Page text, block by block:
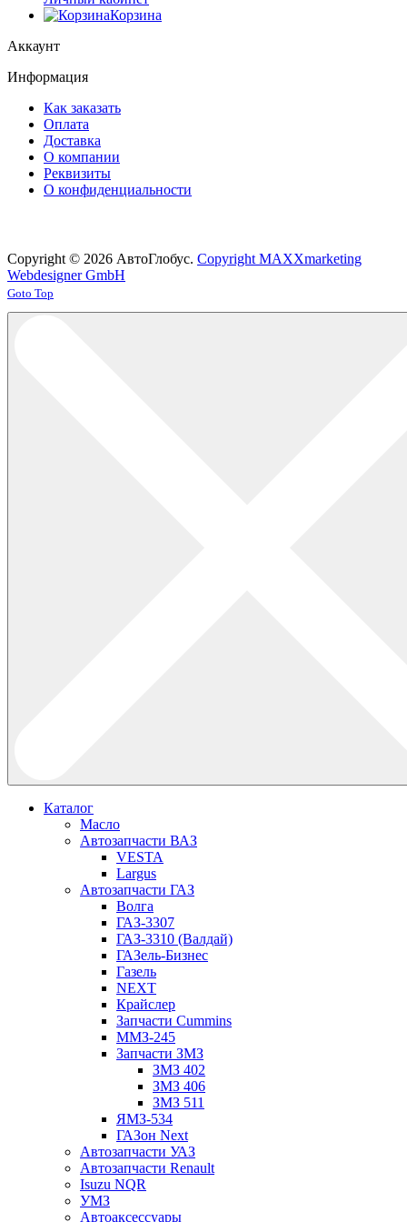
Корзина
Аккаунт
Информация
Как заказать
Оплата
Доставка
О компании
Реквизиты
О конфиденциальности
Copyright © 2026 АвтоГлобус. Copyright MAXXmarketing
Webdesigner GmbH
Joomla! 3 Templates
Goto Top
Каталог
Масло
Автозапчасти ВАЗ
VESTA
Largus
Автозапчасти ГАЗ
Волга
ГАЗ-3307
ГАЗ-3310 (Валдай)
ГАЗель-Бизнес
Газель
NEXT
Крайслер
Запчасти Cummins
ММЗ-245
Запчасти ЗМЗ
ЗМЗ 402
ЗМЗ 406
ЗМЗ 511
ЯМЗ-534
ГАЗон Next
Автозапчасти УАЗ
Автозапчасти Renault
Isuzu NQR
УМЗ
Автоаксессуары